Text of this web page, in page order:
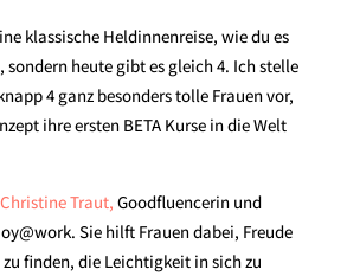
klassische Heldinnenreise, wie du es
heute gibt es gleich 4. Ich stelle
4 ganz besonders tolle Frauen vor,
ihre ersten BETA Kurse in die Welt
Christine Traut, Goodfluencerin und
Sie hilft Frauen dabei, Freude
finden, die Leichtigkeit in sich zu